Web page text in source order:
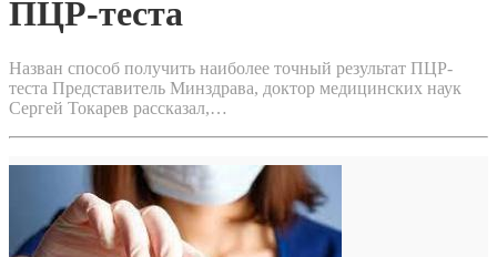
ПЦР-теста
Назван способ получить наиболее точный результат ПЦР-
теста Представитель Минздрава, доктор медицинских наук
Сергей Токарев рассказал,…